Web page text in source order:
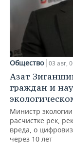
Общество 03 авг,
Азат
граждан и
Министр
расчистке рек,
вреда, о
через 10 лет